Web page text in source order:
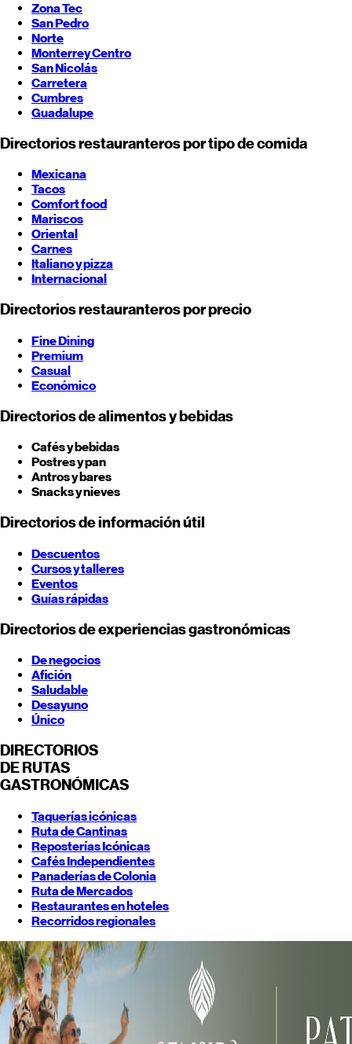
Zona Tec
San Pedro
Norte
MonterreyCentro
San Nicolás
Carretera
Cumbres
Guadalupe
Directorios restauranteros por tipo de comida
Mexicana
Tacos
Comfort food
Mariscos
Oriental
Carnes
Italiano y pizza
Internacional
Directorios restauranteros por precio
Fine Dining
Premium
Casual
Económico
Directorios de alimentos y bebidas
Cafés y bebidas
Postres y pan
Antros y bares
Snacks y nieves
Directorios de información útil
Descuentos
Cursos y talleres
Eventos
Guías rápidas
Directorios de experiencias gastronómicas
De negocios
Afición
Saludable
Desayuno
Único
DIRECTORIOS
DE RUTAS
GASTRONÓMICAS
Taquerías icónicas
Ruta de Cantinas
Reposterías Icónicas
Cafés Independientes
Panaderías de Colonia
Ruta de Mercados
Restaurantes en hoteles
Recorridos regionales